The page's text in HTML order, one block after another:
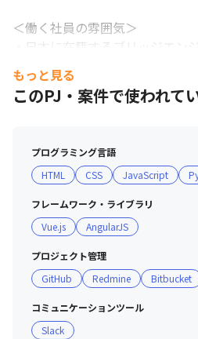
＜働く社員の雰囲気＞
・日本に在籍するブリッジエン
と日本語両方でコミュニケーシ
・全体の平均年齢は約35歳で、
ます
・SaaS、OMO、グローバル、
トが集まっています
・他の事業部や外部のメンバー
が、誰とでも気持ちの良いコミ
土があります
・5年後の当たり前を自分で作
組んでいるため、メンバー全員
います
・米国でIT企業を経営していた
リングの知見のある役員が在籍
もっと見る
このPJ・案件で使われて
プログラミング言語
HTML
CSS JavaScript
フレームワーク・ライブラリ
Vue.js
AngularJS
プロジェクト管理
GitHub
Redmine Bitbucket
コミュニケーションツール
Slack